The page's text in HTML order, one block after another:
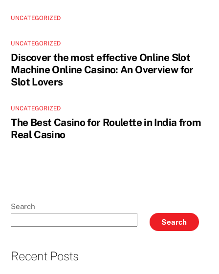
UNCATEGORIZED
UNCATEGORIZED
Discover the most effective Online Slot
Machine Online Casino: An Overview for
Slot Lovers
UNCATEGORIZED
The Best Casino for Roulette in India from
Real Casino
Search
Search
Recent Posts